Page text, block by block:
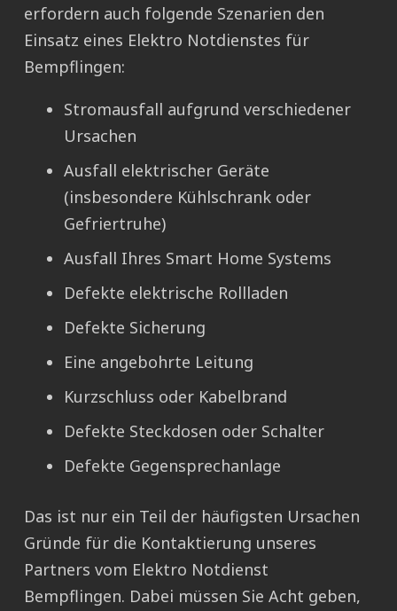
erfordern auch folgende Szenarien den
Einsatz eines Elektro Notdienstes für
Bempflingen:
Stromausfall aufgrund verschiedener
Ursachen
Ausfall elektrischer Geräte
(insbesondere Kühlschrank oder
Gefriertruhe)
Ausfall Ihres Smart Home Systems
Defekte elektrische Rollladen
Defekte Sicherung
Eine angebohrte Leitung
Kurzschluss oder Kabelbrand
Defekte Steckdosen oder Schalter
Defekte Gegensprechanlage
Das ist nur ein Teil der häufigsten Ursachen
Gründe für die Kontaktierung unseres
Partners vom Elektro Notdienst
Bempflingen. Dabei müssen Sie Acht geben,